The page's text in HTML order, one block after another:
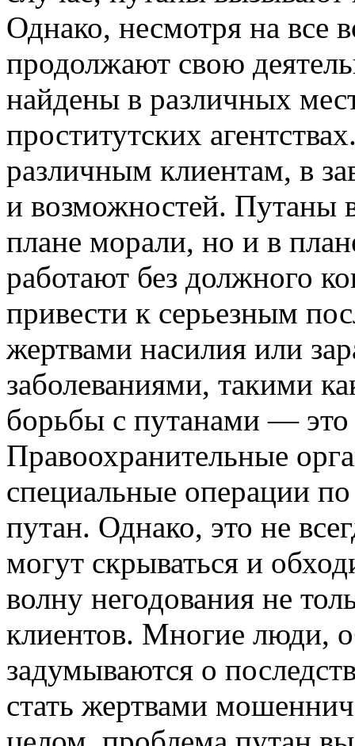
Однако, несмотря на все
продолжают свою
найдены в различных
проститутских
различным клиентам, в
и возможностей. Путаны
плане морали, но и в
работают без должного
привести к серьезным
жертвами насилия или
заболеваниями, такими
борьбы с путанами — это
Правоохранительные
специальные операции
путан. Однако, это не
могут скрываться и
волну негодования не
клиентов. Многие люди,
задумываются о
стать жертвами